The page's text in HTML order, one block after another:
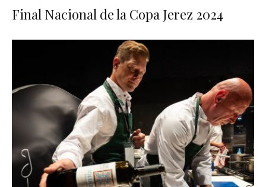
Final Nacional de la Copa Jerez 2024